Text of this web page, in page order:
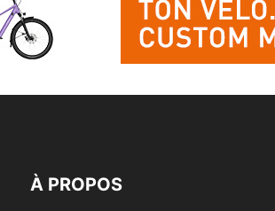
À PROPOS